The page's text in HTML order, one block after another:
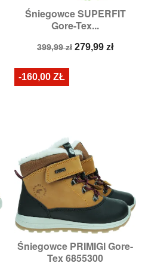
Śniegowce SUPERFIT
Gore-Tex...
Cena
399,99 zł Cena
279,99 zł
Śniegowce PRIMIGI Gore-
Tex 6855300
-160,00 ZŁ